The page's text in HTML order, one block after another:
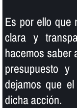
Es por ello que
clara y
hacemos saber
presupuesto
dejamos que
dicha acción.